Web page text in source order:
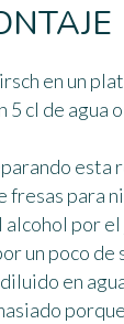
en un
5 cl de agua
esta
fresas para
por el
un poco de
en